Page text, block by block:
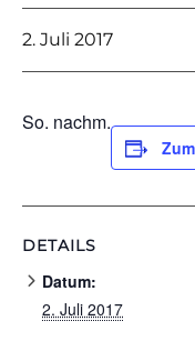
2. Juli 2017
So. nachm.
DETAILS
Datum:
2. Juli 2017